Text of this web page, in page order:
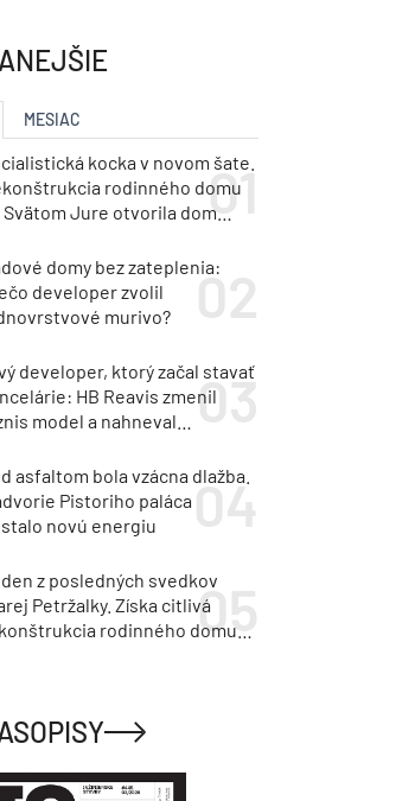
MESIAC
kocka v novom šate.
rodinného domu
Svätom Jure otvorila dom
domy bez zateplenia:
developer zvolil
murivo?
developer, ktorý začal stavať
HB Reavis zmenil
model a nahneval
asfaltom bola vzácna dlažba.
Pistoriho paláca
novú energiu
z posledných svedkov
Petržalky. Získa citlivá
rodinného domu